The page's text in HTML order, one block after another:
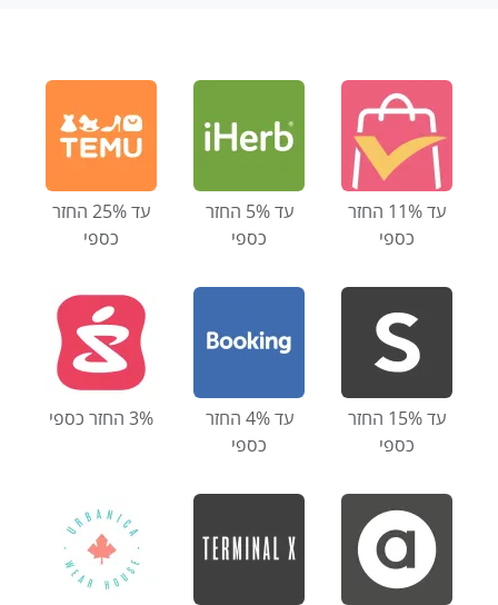
עד 11% החזר
כספי
עד 5% החזר
כספי
עד 25% החזר
כספי
עד 15% החזר
כספי
עד 4% החזר
כספי
3% החזר כספי